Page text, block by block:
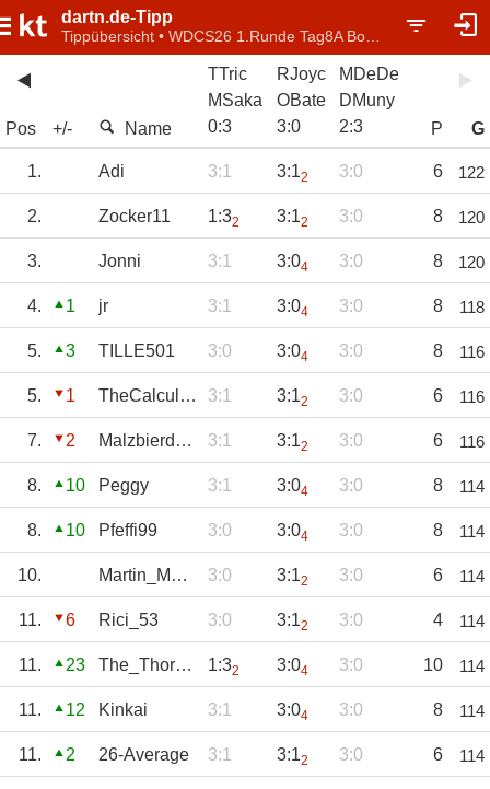
dartn.de-Tipp
Pos +/- Name
TTric
MSaka
0:3
RJoyc
OBate
3:0
MDeDe
DMuny
2:3 P G
1. Adi 3:1 3:12 3:0 6 122
2. Zocker11 1:32 3:12 3:0 8 120
3. Jonni 3:1 3:04 3:0 8 120
4. 1 jr 3:1 3:04 3:0 8 118
5. 3 TILLE501 3:0 3:04 3:0 8 116
5. 1 TheCalculator 3:1 3:12 3:0 6 116
7. 2 Malzbierdynamo 3:1 3:12 3:0 6 116
8. 10 Peggy 3:1 3:04 3:0 8 114
8. 10 Pfeffi99 3:0 3:04 3:0 8 114
10. Martin_Meschede 3:0 3:12 3:0 6 114
11. 6 Rici_53 3:0 3:12 3:0 4 114
11. 23 The_Thorn180 1:32 3:04 3:0 10 114
11. 12 Kinkai 3:1 3:04 3:0 8 114
11. 2 26-Average 3:1 3:12 3:0 6 114